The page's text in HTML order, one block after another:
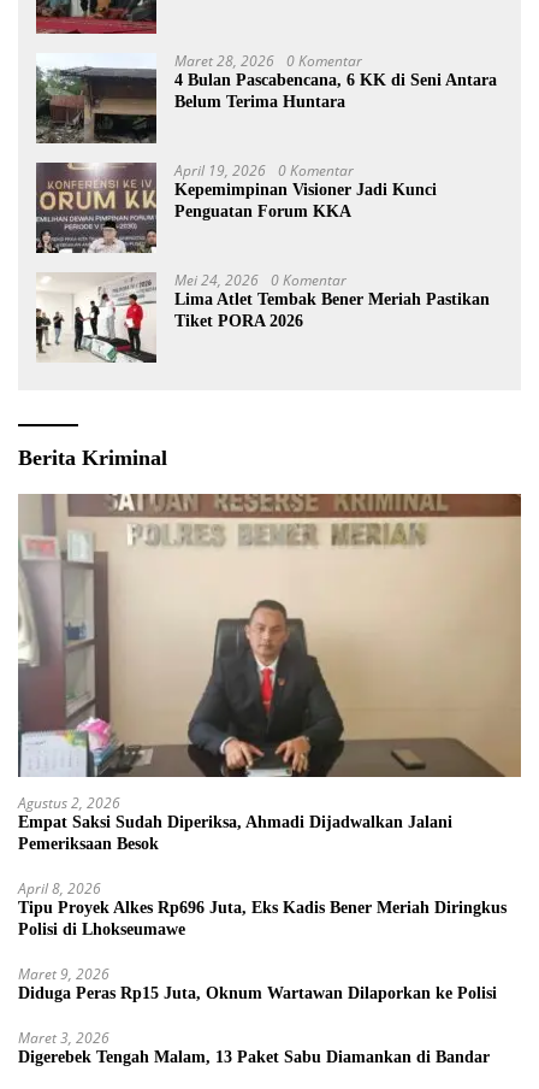
Maret 28, 2026 0 Komentar
4 Bulan Pascabencana, 6 KK di Seni Antara
Belum Terima Huntara
April 19, 2026 0 Komentar
Kepemimpinan Visioner Jadi Kunci
Penguatan Forum KKA
Mei 24, 2026 0 Komentar
Lima Atlet Tembak Bener Meriah Pastikan
Tiket PORA 2026
Berita Kriminal
Agustus 2, 2026
Empat Saksi Sudah Diperiksa, Ahmadi Dijadwalkan Jalani
Pemeriksaan Besok
April 8, 2026
Tipu Proyek Alkes Rp696 Juta, Eks Kadis Bener Meriah Diringkus
Polisi di Lhokseumawe
Maret 9, 2026
Diduga Peras Rp15 Juta, Oknum Wartawan Dilaporkan ke Polisi
Maret 3, 2026
Digerebek Tengah Malam, 13 Paket Sabu Diamankan di Bandar